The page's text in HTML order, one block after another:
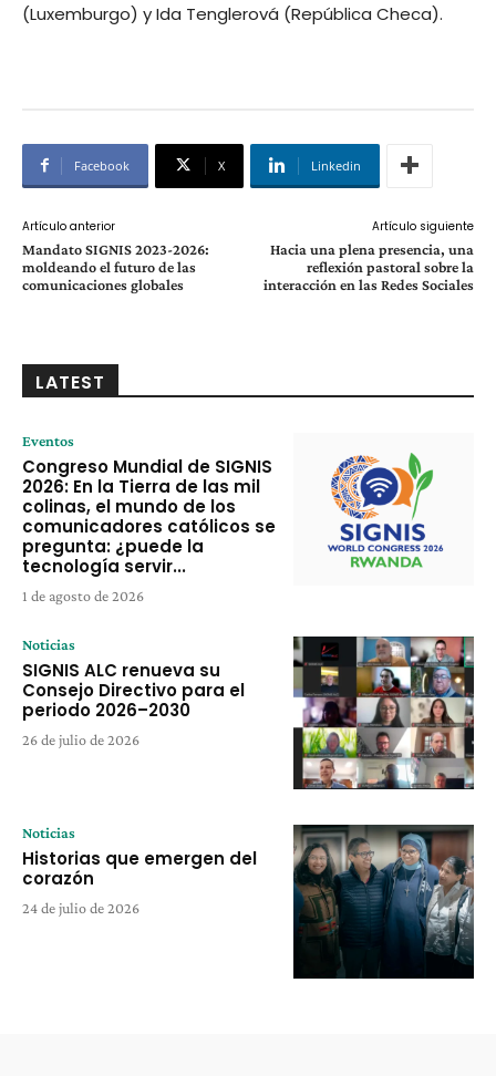
(Luxemburgo) y Ida Tenglerová (República Checa).
Facebook X Linkedin
Artículo anterior
Mandato SIGNIS 2023-2026:
moldeando el futuro de las
comunicaciones globales
Artículo siguiente
Hacia una plena presencia, una
reflexión pastoral sobre la
interacción en las Redes Sociales
LATEST
Eventos
Congreso Mundial de SIGNIS
2026: En la Tierra de las mil
colinas, el mundo de los
comunicadores católicos se
pregunta: ¿puede la
tecnología servir...
1 de agosto de 2026
Noticias
SIGNIS ALC renueva su
Consejo Directivo para el
periodo 2026–2030
26 de julio de 2026
Noticias
Historias que emergen del
corazón
24 de julio de 2026